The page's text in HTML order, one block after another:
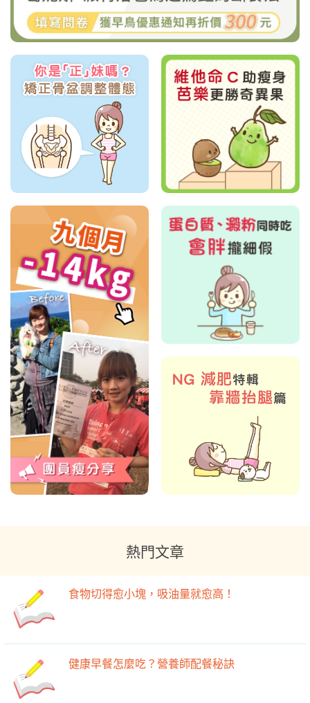
熱門文章
食物切得愈小塊，吸油量就愈高！
健康早餐怎麼吃？營養師配餐秘訣